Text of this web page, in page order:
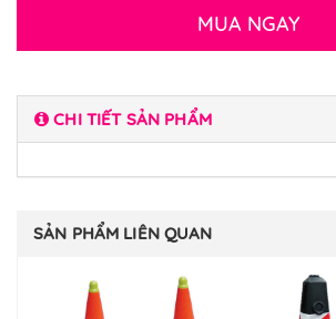
MUA NGAY
CHI TIẾT SẢN PHẨM
SẢN PHẨM LIÊN QUAN